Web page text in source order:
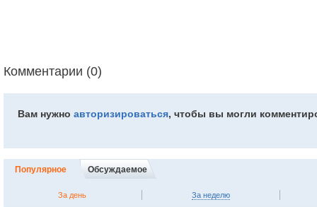
Комментарии (0)
Вам нужно авторизироваться, чтобы вы могли
Популярное Обсуждаемое
За день За неделю